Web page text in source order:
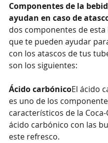
Componentes de la
ayudan en caso de
dos componentes de esta
que te pueden ayudar
con los atascos de tus
son los siguientes:
Ácido carbónicoEl ácido
es uno de los
característicos de la Coca-
ácido carbónico con las
este refresco.